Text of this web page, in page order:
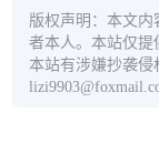
版权声明：本文
者本人。本站仅提
本站有涉嫌抄袭侵